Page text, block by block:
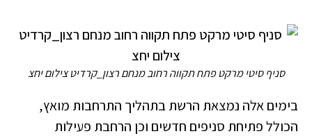
סניף סיטי מרקט פתח תקווה רחוב מנחם רצון_קרדיט צילום יחצ
בימים אלה נמצאת הרשת בתהליך התרחבות מואץ,
הכולל פתיחת סניפים חדשים וכן הרחבת פעילות